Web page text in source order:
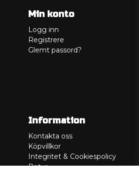
Min konto
Logg inn
Registrere
Glemt passord?
Information
Kontakta oss
Köpvillkor
Integritet & Cookiespolicy
Retur